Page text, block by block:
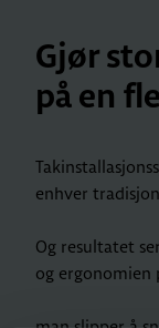
Gjør
på en
enhver
Og resultatet
og ergonomien